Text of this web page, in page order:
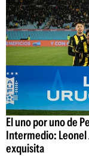
El uno por uno de
Intermedio: Leonel
exquisita